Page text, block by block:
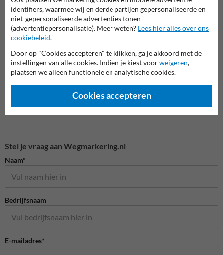
Industrie en magazijn
Parkeervakken elektrische
voertuigen
Stel je vraag aan Wegmarkering.nl
Naam*
Bedrijfsnaam
E-mailadres*
identifiers, waarmee wij en derde partijen gepersonaliseerde en
niet-gepersonaliseerde advertenties tonen
(advertentiepersonalisatie). Meer weten? Lees hier alles over ons
cookiebeleid.
Door op "Cookies accepteren" te klikken, ga je akkoord met de
instellingen van alle cookies. Indien je kiest voorweigeren,
plaatsen we alleen functionele en analytische cookies.
Cookies accepteren